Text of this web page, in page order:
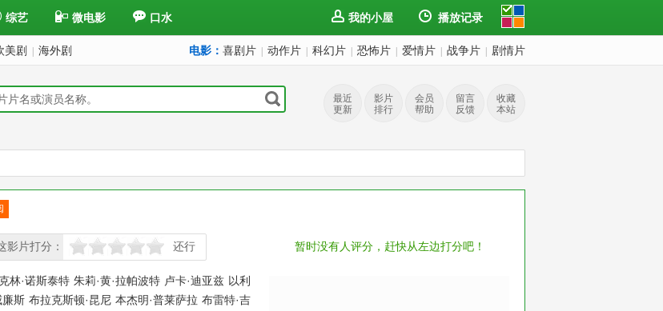
综艺 微电影 口水 我的小屋 播放记录
美剧 海外剧 电影： 喜剧片 动作片 科幻片 恐怖片 爱情片 战争片 剧情片
最近
更新
影片
排行
会员
帮助
留言
反馈
收藏
本站
暂时没有人评分，赶快从左边打分吧！
影片打分：
较差 还行推荐 力荐 还行
林·诺斯泰特 朱莉·黄·拉帕波特 卢卡·迪亚兹 以利
廉斯 布拉克斯顿·昆尼 本杰明·普莱萨拉 布雷特·吉